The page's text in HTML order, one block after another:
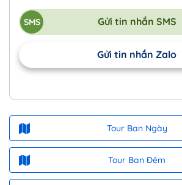
Gửi tin nhắn SMS
Gửi tin nhắn Zalo
Tour Ban Ngày
Tour Ban Đêm